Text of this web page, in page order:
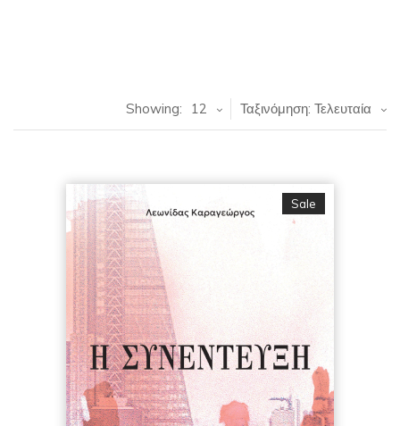
Ταξινόμηση: Τελευταία
Showing: 12
Sale